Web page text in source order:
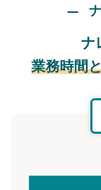
ナ
業務時間